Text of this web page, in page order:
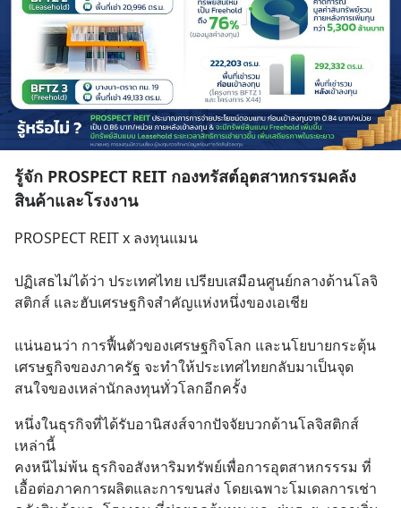
รู้จัก PROSPECT REIT กองทรัสต์อุตสาหกรรมคลัง
สินค้าและโรงงาน
PROSPECT REIT x ลงทุนแมน
ปฏิเสธไม่ได้ว่า ประเทศไทย เปรียบเสมือนศูนย์กลางด้านโลจิ
สติกส์ และฮับเศรษฐกิจสำคัญแห่งหนึ่งของเอเชีย
แน่นอนว่า การฟื้นตัวของเศรษฐกิจโลก และนโยบายกระตุ้น
เศรษฐกิจของภาครัฐ จะทำให้ประเทศไทยกลับมาเป็นจุด
สนใจของเหล่านักลงทุนทั่วโลกอีกครั้ง
หนึ่งในธุรกิจที่ได้รับอานิสงส์จากปัจจัยบวกด้านโลจิสติกส์
เหล่านี้
คงหนีไม่พ้น ธุรกิจอสังหาริมทรัพย์เพื่อการอุตสาหกรรรม ที่
เอื้อต่อภาคการผลิตและการขนส่ง โดยเฉพาะโมเดลการเช่า